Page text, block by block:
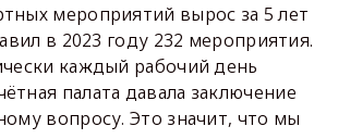
мероприятий вырос за 5 лет
в 2023 году 232 мероприятия.
каждый рабочий день
палата давала заключение
вопросу. Это значит, что мы